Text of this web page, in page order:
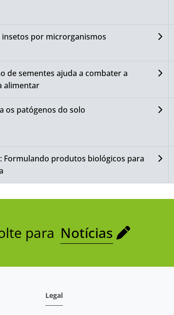
insetos por microrganismos
de sementes ajuda a combater a
alimentar
os patógenos do solo
Formulando produtos biológicos para
para Notícias
Legal